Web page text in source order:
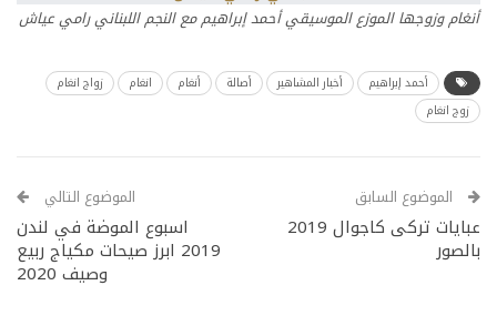
أنغام وزوجها الموزع الموسيقي أحمد إبراهيم مع النجم اللبناني رامي عياش
أحمد إبراهيم أخبار المشاهير أصالة أنغام انغام
زواج انغام
زوج انغام
الموضوع السابق
عبايات تركى كاجوال 2019
بالصور
الموضوع التالي
اسبوع الموضة في لندن
2019 ابرز صيحات مكياج ربيع
وصيف 2020